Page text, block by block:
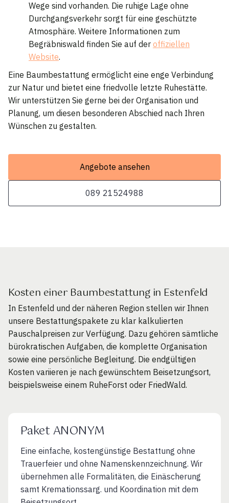
Wege sind vorhanden. Die ruhige Lage ohne
Durchgangsverkehr sorgt für eine geschützte
Atmosphäre. Weitere Informationen zum
Begräbniswald finden Sie auf der offiziellen
Website.
Eine Baumbestattung ermöglicht eine enge Verbindung
zur Natur und bietet eine friedvolle letzte Ruhestätte.
Wir unterstützen Sie gerne bei der Organisation und
Planung, um diesen besonderen Abschied nach Ihren
Wünschen zu gestalten.
Angebote ansehen
089 21524988
Kosten einer Baumbestattung in Estenfeld
In Estenfeld und der näheren Region stellen wir Ihnen
unsere Bestattungspakete zu klar kalkulierten
Pauschalpreisen zur Verfügung. Dazu gehören sämtliche
bürokratischen Aufgaben, die komplette Organisation
sowie eine persönliche Begleitung. Die endgültigen
Kosten variieren je nach gewünschtem Beisetzungsort,
beispielsweise einem RuheForst oder FriedWald.
Paket ANONYM
Eine einfache, kostengünstige Bestattung ohne
Trauerfeier und ohne Namenskennzeichnung. Wir
übernehmen alle Formalitäten, die Einäscherung
samt Kremationssarg. und Koordination mit dem